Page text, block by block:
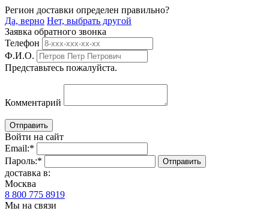
Регион доставки определен правильно?
Да, верно Нет, выбрать другой
Заявка обратного звонка
Телефон
Ф.И.О.
Представьтесь пожалуйста.
Комментарий
Войти на сайт
Email:*
Пароль:*
доставка в:
Москва
8 800 775 8919
Мы на связи